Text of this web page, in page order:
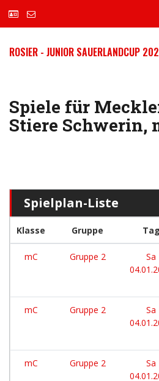
ROSIER - JUNIOR SAUERLANDCUP
Spiele für
Stiere Schwerin,
Spielplan-Liste
Klasse Gruppe Tag
mC Gruppe 2
Sa
mC Gruppe 2
Sa
mC Gruppe 2
Sa